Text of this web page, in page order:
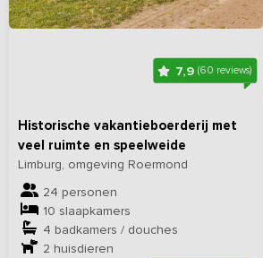
7,9 (60 reviews)
Historische vakantieboerderij met
veel ruimte en speelweide
Limburg, omgeving Roermond
24 personen
10 slaapkamers
4 badkamers / douches
2 huisdieren